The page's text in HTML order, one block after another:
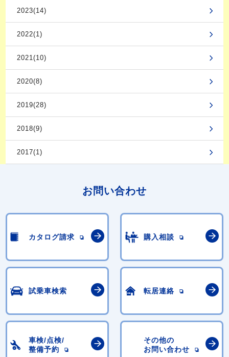
2023(14)
2022(1)
2021(10)
2020(8)
2019(28)
2018(9)
2017(1)
お問い合わせ
カタログ請求 購入相談
試乗車検索 転居連絡
車検/点検/
整備予約
その他の
お問い合わせ